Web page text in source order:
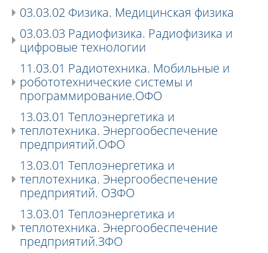
03.03.02 Физика. Медицинская физика
03.03.03 Радиофизика. Радиофизика и
цифровые технологии
11.03.01 Радиотехника. Мобильные и
робототехнические системы и
программирование.ОФО
13.03.01 Теплоэнергетика и
теплотехника. Энергообеспечение
предприятий.ОФО
13.03.01 Теплоэнергетика и
теплотехника. Энергообеспечение
предприятий. ОЗФО
13.03.01 Теплоэнергетика и
теплотехника. Энергообеспечение
предприятий.ЗФО